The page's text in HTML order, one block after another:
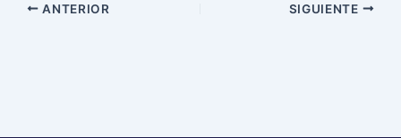
ANTERIOR SIGUIENTE